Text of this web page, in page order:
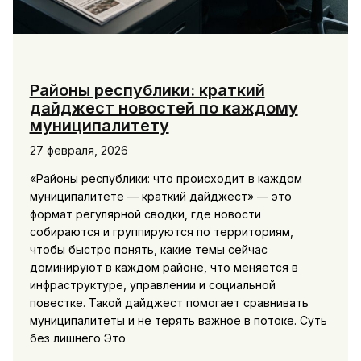
Районы республики: краткий
дайджест новостей по каждому
муниципалитету
27 февраля, 2026
«Районы республики: что происходит в каждом
муниципалитете — краткий дайджест» — это
формат регулярной сводки, где новости
собираются и группируются по территориям,
чтобы быстро понять, какие темы сейчас
доминируют в каждом районе, что меняется в
инфраструктуре, управлении и социальной
повестке. Такой дайджест помогает сравнивать
муниципалитеты и не терять важное в потоке. Суть
без лишнего Это